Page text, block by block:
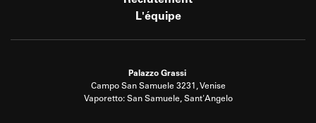
L'équipe
Palazzo Grassi
Campo San Samuele 3231, Venise
Vaporetto: San Samuele, Sant'Angelo